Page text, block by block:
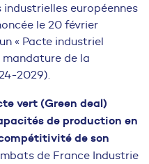
industrielles européennes
le 20 février
« Pacte industriel
mandature de la
2029).
vert (Green deal)
de production en
de son
de France Industrie